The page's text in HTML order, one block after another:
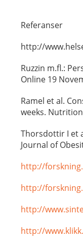
Referanser
http://
Ruzzin m.fl.:
Online 19
Ramel et al.
weeks.
Thorsdottir I et
Journal of
http://
http://
http://
http://